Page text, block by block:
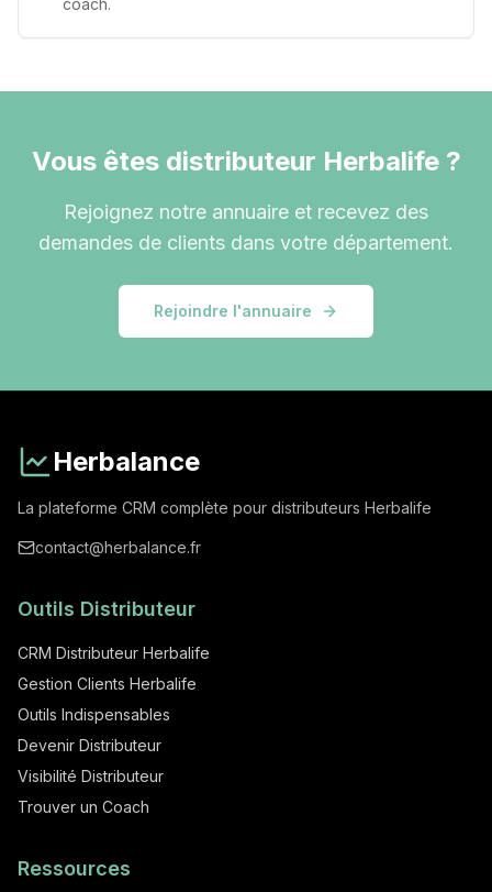
coach.
Vous êtes distributeur Herbalife ?
Rejoignez notre annuaire et recevez des
demandes de clients dans votre département.
Rejoindre l'annuaire
Herbalance
La plateforme CRM complète pour distributeurs Herbalife
contact@herbalance.fr
Outils Distributeur
CRM Distributeur Herbalife
Gestion Clients Herbalife
Outils Indispensables
Devenir Distributeur
Visibilité Distributeur
Trouver un Coach
Ressources